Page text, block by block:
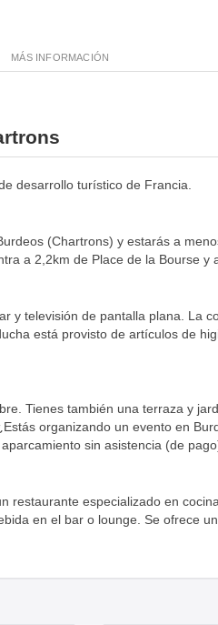
MÁS INFORMACIÓN
desarrollo turístico de Francia.
(Chartrons) y estarás a
a 2,2km de Place de la Bourse y
y televisión de pantalla plana. La
está provisto de artículos de
Tienes también una terraza y
organizando un evento en
sin asistencia (de
restaurante especializado en
en el bar o lounge. Se ofrece